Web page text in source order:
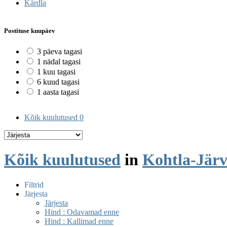
Kärdla
Postituse kuupäev
3 päeva tagasi
1 nädal tagasi
1 kuu tagasi
6 kuud tagasi
1 aasta tagasi
Kõik kuulutused 0
Kõik kuulutused in Kohtla-
Filtrid
Järjesta
Järjesta
Hind : Odavamad enne
Hind : Kallimad enne